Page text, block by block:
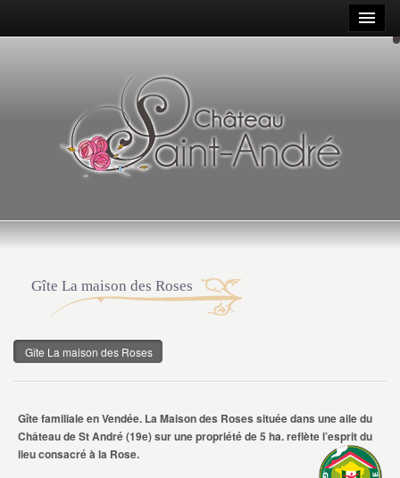
Gîte La maison des Roses
Gîte La maison des Roses
Gîte familiale en Vendée. La Maison des Roses située dans une aile du
Château de St André (19e) sur une propriété de 5 ha. reflète l’esprit du
lieu consacré à la Rose.